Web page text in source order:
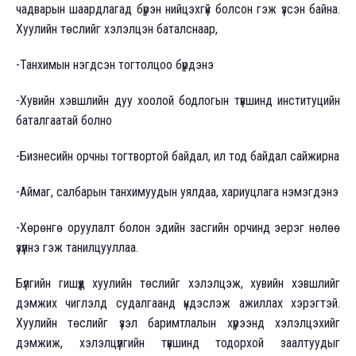
чадварын шаардлагад бүрэн нийцэхгүй болсон гэж үзсэн байна.
Хуулийн төслийг хэлэлцэн баталснаар,
-Танхимын нэгдсэн тогтолцоо бүрдэнэ
-Хувийн хэвшлийн дуу хоолой бодлогын түвшинд институцийн
баталгаатай болно
-Бизнесийн орчны тогтвортой байдал, ил тод байдал сайжирна
-Аймаг, салбарын танхимуудын уялдаа, хариуцлага нэмэгдэнэ
-Хөрөнгө оруулалт болон эдийн засгийн орчинд эерэг нөлөө
үзүүлнэ гэж танилцууллаа.
Бүлгийн гишүүд хуулийн төслийг хэлэлцэж, хувийн хэвшлийг
дэмжих чиглэлд судалгаанд үндэслэж ажиллах хэрэгтэй.
Хуулийн төслийг үзэл баримтлалын хүрээнд хэлэлцэхийг
дэмжиж, хэлэлцүүлгийн түвшинд тодорхой заалтуудыг